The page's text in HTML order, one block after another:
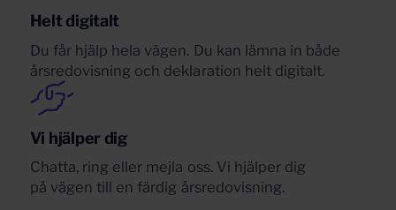
Helt digitalt
Du får hjälp hela vägen. Du kan lämna in både
årsredovisning och deklaration helt digitalt.
Vi hjälper dig
Chatta, ring eller mejla oss. Vi hjälper dig
på vägen till en färdig årsredovisning.